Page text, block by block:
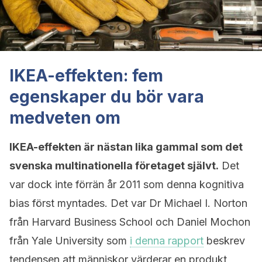
IKEA-effekten: fem
egenskaper du bör vara
medveten om
IKEA-effekten är nästan lika gammal som det
svenska multinationella företaget självt. Det
var dock inte förrän år 2011 som denna kognitiva
bias först myntades. Det var Dr Michael I. Norton
från Harvard Business School och Daniel Mochon
från Yale University som i denna rapport beskrev
tendensen att människor värderar en produkt